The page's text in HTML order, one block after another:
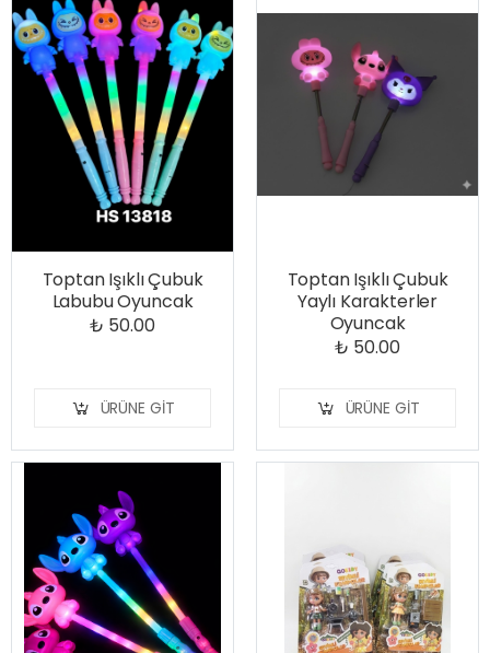
Toptan Işıklı Çubuk
Labubu Oyuncak
₺ 50.00
ÜRÜNE GIT
Toptan Işıklı Çubuk
Yaylı Karakterler
Oyuncak
₺ 50.00
ÜRÜNE GIT